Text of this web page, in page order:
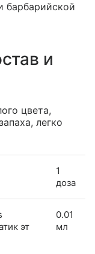
барбарийской
и
цвета,
легко
1
доза
эт
0.01
мл